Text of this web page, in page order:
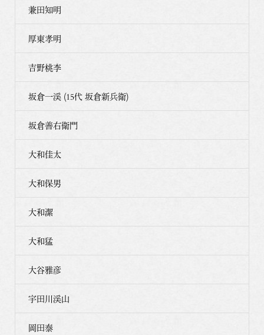
兼田知明
厚東孝明
吉野桃李
坂倉一渓 (15代 坂倉新兵衛)
坂倉善右衛門
大和佳太
大和保男
大和潔
大和猛
大谷雅彦
宇田川渓山
岡田泰